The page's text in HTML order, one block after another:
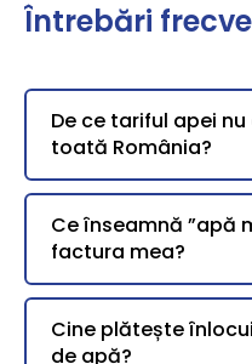
Întrebări
De ce tariful apei
toată România?
Ce înseamnă ”apă
factura mea?
Cine plătește
de apă?